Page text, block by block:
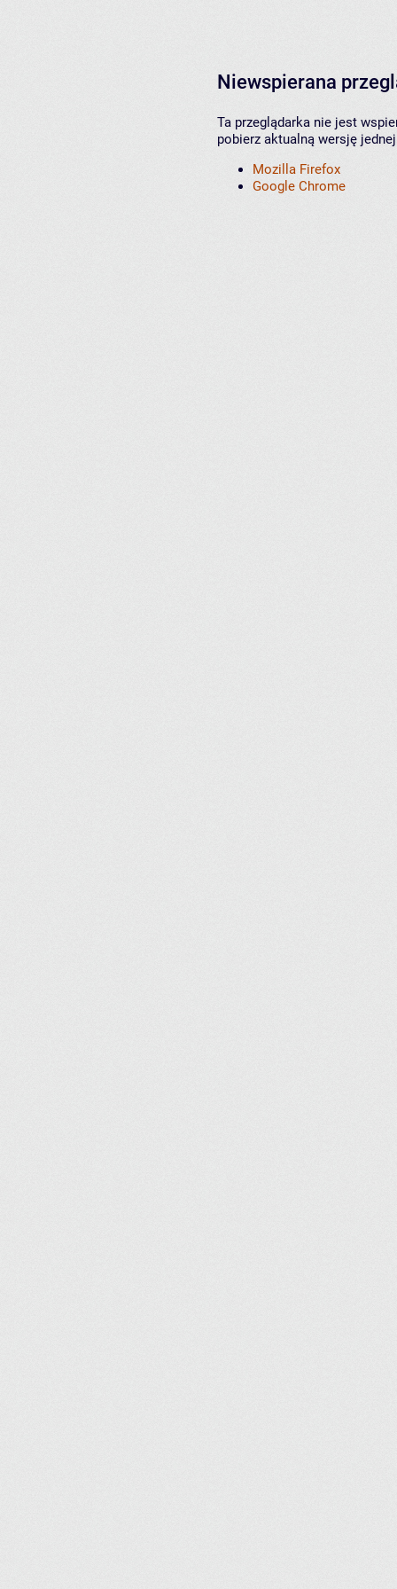
Niewspierana
Ta przeglądarka nie jest
pobierz aktualną wersję
Mozilla Firefox
Google Chrome